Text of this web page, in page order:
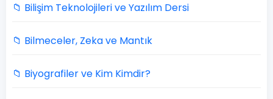
📁 Bilişim Teknolojileri ve Yazılım Dersi
📁 Bilmeceler, Zeka ve Mantık
📁 Biyografiler ve Kim Kimdir?